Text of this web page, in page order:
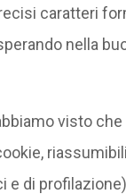
caratteri
nella
visto
e di